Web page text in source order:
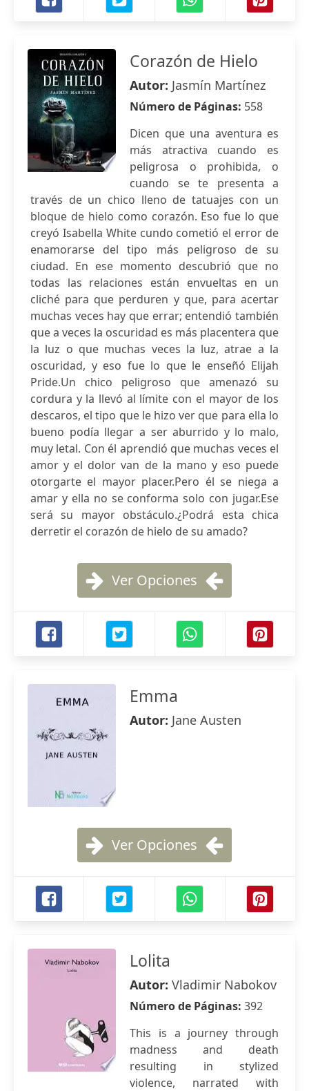
Corazón de Hielo
Autor: Jasmín Martínez
Número de Páginas: 558
Dicen que una aventura es
más atractiva cuando es
peligrosa o prohibida, o
cuando se te presenta a
través de un chico lleno de tatuajes con un
bloque de hielo como corazón. Eso fue lo que
creyó Isabella White cundo cometió el error de
enamorarse del tipo más peligroso de su
ciudad. En ese momento descubrió que no
todas las relaciones están envueltas en un
cliché para que perduren y que, para acertar
muchas veces hay que errar; entendió también
que a veces la oscuridad es más placentera que
la luz o que muchas veces la luz, atrae a la
oscuridad, y eso fue lo que le enseñó Elijah
Pride.Un chico peligroso que amenazó su
cordura y la llevó al límite con el mayor de los
descaros, el tipo que le hizo ver que para ella lo
bueno podía llegar a ser aburrido y lo malo,
muy letal. Con él aprendió que muchas veces el
amor y el dolor van de la mano y eso puede
otorgarte el mayor placer.Pero él se niega a
amar y ella no se conforma solo con jugar.Ese
será su mayor obstáculo.¿Podrá esta chica
derretir el corazón de hielo de su amado?
Ver Opciones
Emma
Autor: Jane Austen
Ver Opciones
Lolita
Autor: Vladimir Nabokov
Número de Páginas: 392
This is a journey through
madness and death
resulting in stylized
violence, narrated with